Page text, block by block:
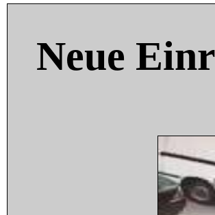
Neue